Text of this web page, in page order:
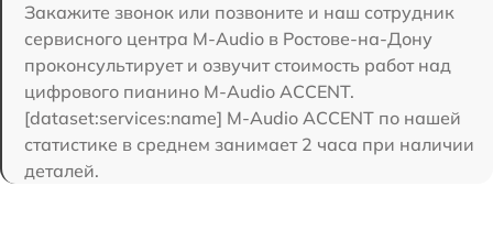
Закажите звонок или позвоните и наш сотрудник
сервисного центра M-Audio в Ростове-на-Дону
проконсультирует и озвучит стоимость работ над
цифрового пианино M-Audio ACCENT.
[dataset:services:name] M-Audio ACCENT по нашей
статистике в среднем занимает 2 часа при наличии
деталей.